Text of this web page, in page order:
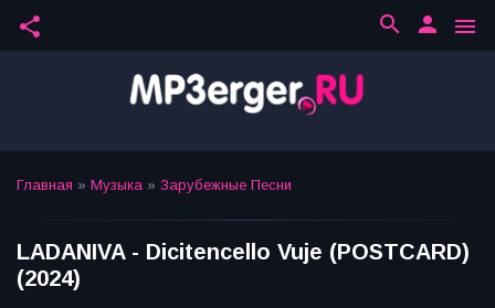
share menu
person
search
Главная » Музыка » Зарубежные Песни
LADANIVA - Dicitencello Vuje (POSTCARD)
(2024)